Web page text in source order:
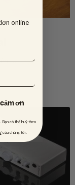
Strymon là chất xúc tác quan trọng trong tiến trình thay đổi tư duy “chất tiếng analog là hay nhất” trong giới guitar. Sau sự xuất hiện bùng nổ vào năm 2008, Strymon là một trong những công ty tiên phong trong việc ứng dụng con chip DSP để tạo… Đọc
online
ơn
Bạn có thể huỷ theo
của chúng tôi.